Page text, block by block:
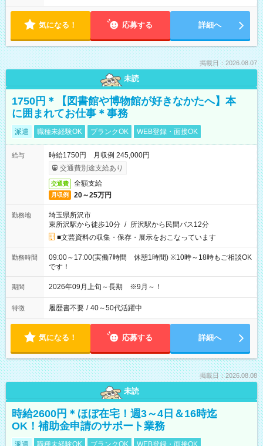
気になる！ 応募する 詳細へ
掲載日：2026.08.07
未読
1750円＊【図書館や博物館が好きなかたへ】本
に囲まれてお仕事＊事務
派遣 職種未経験OK ブランクOK WEB登録・面接OK
給与
時給1750円 月収例 245,000円
交通費別途支給あり
交通費 全額支給
月収例 20～25万円
勤務地
埼玉県所沢市
東所沢駅から徒歩10分 / 所沢駅から民間バス12分
■文芸資料の収集・保存・展示をおこなっています
勤務時間
09:00～17:00(実働7時間 休憩1時間) ※10時～18時もご相談OK
です！
期間 2026年09月上旬～長期 ※9月～！
特徴 履歴書不要 / 40～50代活躍中
気になる！ 応募する 詳細へ
掲載日：2026.08.08
未読
時給2600円＊ほぼ在宅！週3～4日＆16時迄
OK！補助金申請のサポート業務
派遣 職種未経験OK ブランクOK WEB登録・面接OK